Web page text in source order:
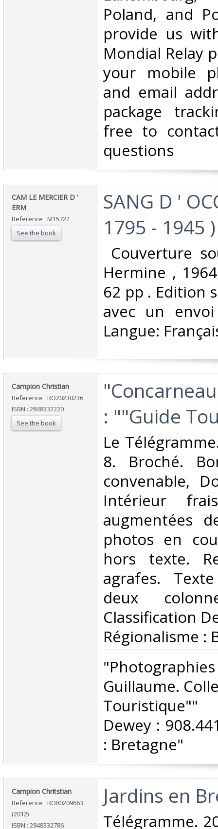
Poland, and
provide us
Mondial Relay
your mobile
and email
package
free to
questions‎
‎CAM LE MERCIER D '
ERM‎
Reference : M15722
See the book
‎SANG D '
1795 - 1945 )‎
Couverture
Hermine ,
62 pp . Edition
avec un
Langue:
‎Campion Christian‎
Reference : RO20230236
ISBN : 2848332220
See the book
: ""Guide
‎Le
8. Broché.
convenable,
Intérieur
augmentées
photos en
hors texte.
agrafes.
deux
Classification
Régionalisme :
Guillaume.
Touristique""
Dewey :
: Bretagne"‎
‎Campion Chritstian‎
Reference : RO80209663
(2012)
ISBN : 2848332786
‎Jardins en
‎Télégramme.